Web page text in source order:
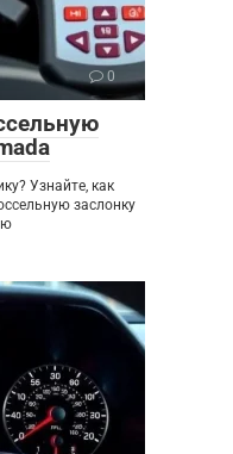
0
Узнайте, как
заслонку